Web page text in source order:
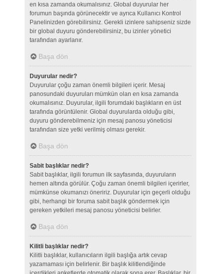
en kısa zamanda okumalısınız. Global duyurular her
forumun başında görünecektir ve ayrıca Kullanıcı Kontrol
Panelinizden görebilirsiniz. Gerekli izinlere sahipseniz sizde
bir global duyuru gönderebilirsiniz, bu izinler yönetici
tarafından ayarlanır.
Başa dön
Duyurular nedir?
Duyurular çoğu zaman önemli bilgileri içerir. Mesaj
panosundaki duyuruları mümkün olan en kısa zamanda
okumalısınız. Duyurular, ilgili forumdaki başlıkların en üst
tarafında görüntülenir. Global duyurularda olduğu gibi,
duyuru gönderebilmeniz için mesaj panosu yöneticisi
tarafından size yetki verilmiş olması gerekir.
Başa dön
Sabit başlıklar nedir?
Sabit başlıklar, ilgili forumun ilk sayfasında, duyuruların
hemen altında görülür. Çoğu zaman önemli bilgileri içerirler,
mümkünse okumanızı öneririz. Duyurular için geçerli olduğu
gibi, herhangi bir foruma sabit başlık göndermek için
gereken yetkileri mesaj panosu yöneticisi belirler.
Başa dön
Kilitli başlıklar nedir?
Kilitli başlıklar, kullanıcıların ilgili başlığa artık cevap
yazamaması için belirlenir. Bir başlık kilitlendiğinde